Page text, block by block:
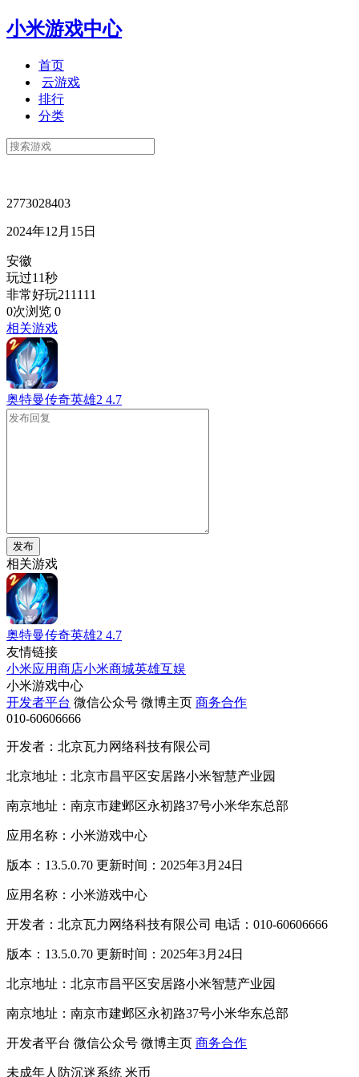
小米游戏中心
首页
云游戏
排行
分类
2773028403
2024年12月15日
安徽
玩过11秒
非常好玩211111
0次浏览 0
相关游戏
奥特曼传奇英雄2 4.7
发布
相关游戏
奥特曼传奇英雄2 4.7
友情链接
小米应用商店小米商城英雄互娱
小米游戏中心
开发者平台 微信公众号 微博主页 商务合作
010-60606666
开发者：北京瓦力网络科技有限公司
北京地址：北京市昌平区安居路小米智慧产业园
南京地址：南京市建邺区永初路37号小米华东总部
应用名称：小米游戏中心
版本：13.5.0.70 更新时间：2025年3月24日
应用名称：小米游戏中心
开发者：北京瓦力网络科技有限公司 电话：010-60606666
版本：13.5.0.70 更新时间：2025年3月24日
北京地址：北京市昌平区安居路小米智慧产业园
南京地址：南京市建邺区永初路37号小米华东总部
开发者平台 微信公众号 微博主页 商务合作
未成年人防沉迷系统 米币